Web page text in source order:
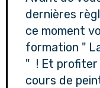
dernières
ce moment
formation "
" ! Et profiter
cours de